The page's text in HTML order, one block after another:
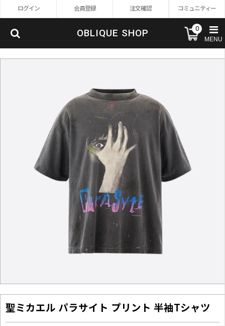
ログイン 会員登録 注文確認 コミュニティー
OBLIQUE SHOP 0
MENU
聖ミカエル パラサイト プリント 半袖Tシャツ